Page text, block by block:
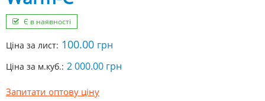
Є в наявності
Ціна за лист: 100.00 грн
Ціна за м.куб.: 2 000.00 грн
Запитати оптову ціну